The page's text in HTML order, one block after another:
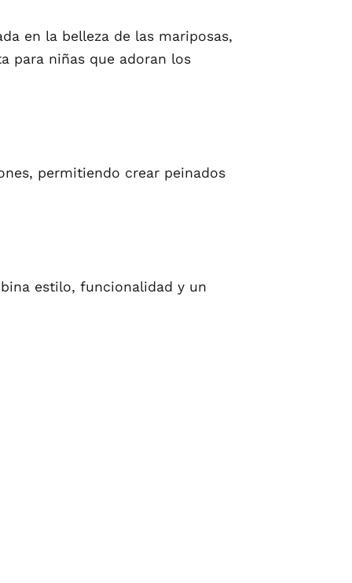
en la belleza de las mariposas,
para niñas que adoran los
permitiendo crear peinados
estilo, funcionalidad y un